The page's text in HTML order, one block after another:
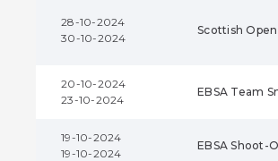
28-10-2024
30-10-2024
Scottish
20-10-2024
23-10-2024
EBSA Team
19-10-2024
19-10-2024
EBSA Shoot-